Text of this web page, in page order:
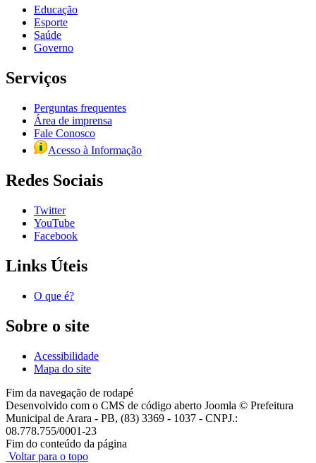
Educação
Esporte
Saúde
Governo
Serviços
Perguntas frequentes
Área de imprensa
Fale Conosco
Acesso à Informação
Redes Sociais
Twitter
YouTube
Facebook
Links Úteis
O que é?
Sobre o site
Acessibilidade
Mapa do site
Fim da navegação de rodapé
Desenvolvido com o CMS de código aberto Joomla © Prefeitura
Municipal de Arara - PB, (83) 3369 - 1037 - CNPJ.:
08.778.755/0001-23
Fim do conteúdo da página
Voltar para o topo